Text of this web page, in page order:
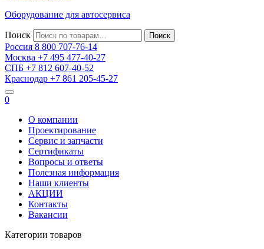
Оборудование для автосервиса
Поиск
Россия 8 800 707-76-14
Москва +7 495 477-40-27
СПБ +7 812 607-40-52
Краснодар +7 861 205-45-27
0
О компании
Проектирование
Сервис и запчасти
Сертификаты
Вопросы и ответы
Полезная информация
Наши клиенты
АКЦИИ
Контакты
Вакансии
Категории товаров